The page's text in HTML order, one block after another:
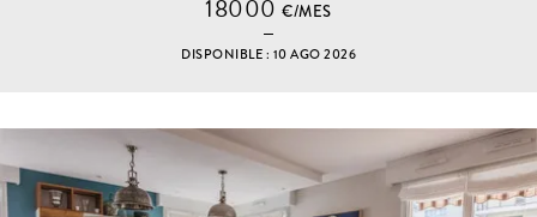
18000€/MES
DISPONIBLE : 10 AGO 2026